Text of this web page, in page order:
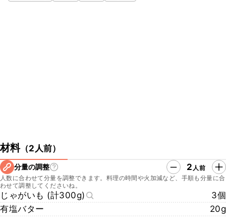
材料（2人前）
分量の調整 2 人前
人数に合わせて分量を調整できます。料理の時間や火加減など、手順も分量に合
わせて調整してくださいね。
じゃがいも (計300g)
3個
有塩バター
20g